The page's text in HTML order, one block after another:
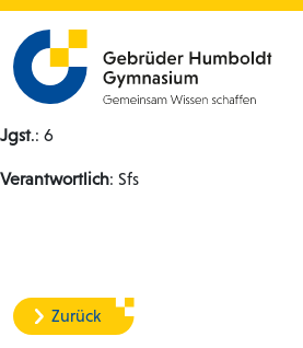
Jgst.: 6
Verantwortlich: Sfs
Zurück